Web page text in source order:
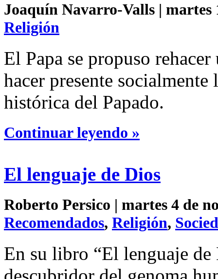
Joaquín Navarro-Valls | martes
Religión
El Papa se propuso
hacer presente
histórica del Papado.
Continuar leyendo »
El lenguaje de Dios
Roberto Persico | martes 4 de
Recomendados, Religión,
En su libro “El lenguaje